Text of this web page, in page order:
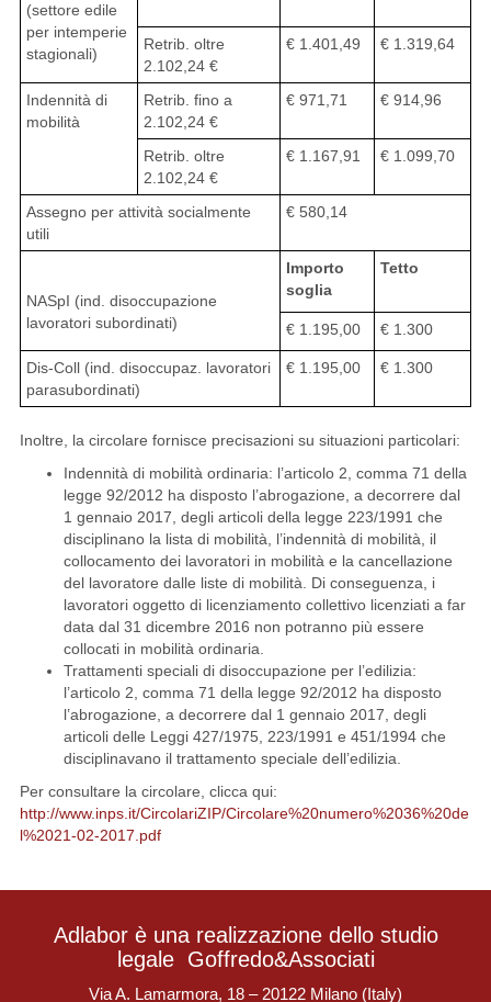
(settore edile
per intemperie
stagionali)
Retrib. oltre
2.102,24 €
€ 1.401,49 € 1.319,64
Indennità di
mobilità
Retrib. fino a
2.102,24 €
€ 971,71 € 914,96
Retrib. oltre
2.102,24 €
€ 1.167,91 € 1.099,70
Assegno per attività socialmente
utili
€ 580,14
NASpI (ind. disoccupazione
lavoratori subordinati)
Importo
soglia
Tetto
€ 1.195,00 € 1.300
Dis-Coll (ind. disoccupaz. lavoratori
parasubordinati)
€ 1.195,00 € 1.300
Inoltre, la circolare fornisce precisazioni su situazioni particolari:
Indennità di mobilità ordinaria: l’articolo 2, comma 71 della
legge 92/2012 ha disposto l’abrogazione, a decorrere dal
1 gennaio 2017, degli articoli della legge 223/1991 che
disciplinano la lista di mobilità, l’indennità di mobilità, il
collocamento dei lavoratori in mobilità e la cancellazione
del lavoratore dalle liste di mobilità. Di conseguenza, i
lavoratori oggetto di licenziamento collettivo licenziati a far
data dal 31 dicembre 2016 non potranno più essere
collocati in mobilità ordinaria.
Trattamenti speciali di disoccupazione per l’edilizia:
l’articolo 2, comma 71 della legge 92/2012 ha disposto
l’abrogazione, a decorrere dal 1 gennaio 2017, degli
articoli delle Leggi 427/1975, 223/1991 e 451/1994 che
disciplinavano il trattamento speciale dell’edilizia.
Per consultare la circolare, clicca qui:
http://www.inps.it/CircolariZIP/Circolare%20numero%2036%20de
l%2021-02-2017.pdf
Adlabor è una realizzazione dello studio
legale Goffredo&Associati
Via A. Lamarmora, 18 – 20122 Milano (Italy)